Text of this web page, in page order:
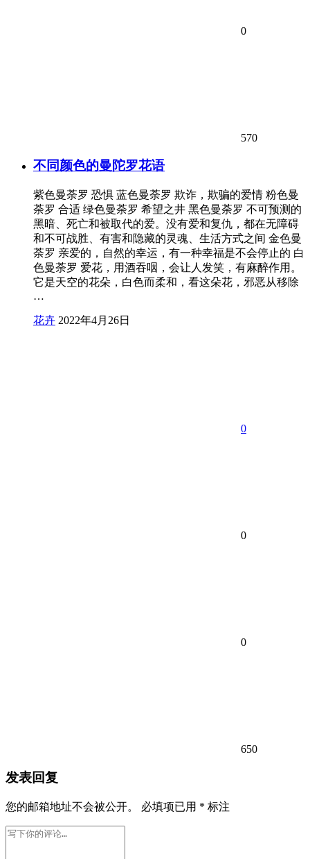
0
570
不同颜色的曼陀罗花语
紫色曼荼罗 恐惧 蓝色曼荼罗 欺诈，欺骗的爱情 粉色曼
荼罗 合适 绿色曼荼罗 希望之井 黑色曼荼罗 不可预测的
黑暗、死亡和被取代的爱。没有爱和复仇，都在无障碍
和不可战胜、有害和隐藏的灵魂、生活方式之间 金色曼
荼罗 亲爱的，自然的幸运，有一种幸福是不会停止的 白
色曼荼罗 爱花，用酒吞咽，会让人发笑，有麻醉作用。
它是天空的花朵，白色而柔和，看这朵花，邪恶从移除
…
花卉 2022年4月26日
0
0
0
650
发表回复
您的邮箱地址不会被公开。 必填项已用 * 标注